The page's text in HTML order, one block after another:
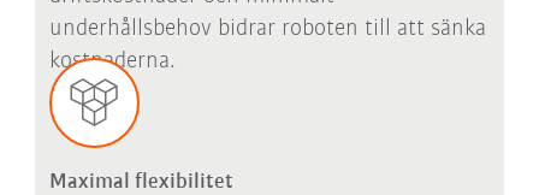
underhållsbehov bidrar roboten till att sänka
kostnaderna.
Maximal flexibilitet